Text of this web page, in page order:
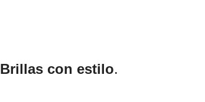
Brillas con estilo.